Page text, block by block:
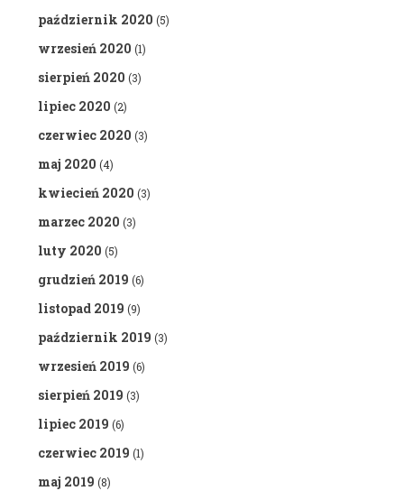
październik 2020 (5)
wrzesień 2020 (1)
sierpień 2020 (3)
lipiec 2020 (2)
czerwiec 2020 (3)
maj 2020 (4)
kwiecień 2020 (3)
marzec 2020 (3)
luty 2020 (5)
grudzień 2019 (6)
listopad 2019 (9)
październik 2019 (3)
wrzesień 2019 (6)
sierpień 2019 (3)
lipiec 2019 (6)
czerwiec 2019 (1)
maj 2019 (8)